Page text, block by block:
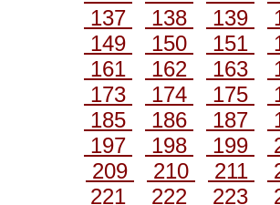
137
138 139
149
150 151
161
162 163
173
174 175
185
186 187
197
198 199
209
210 211
221
222 223